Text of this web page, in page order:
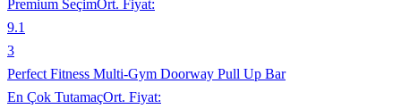
Premium SeçimOrt. Fiyat:
9.1
3
Perfect Fitness Multi-Gym Doorway Pull Up Bar
En Çok TutamaçOrt. Fiyat: